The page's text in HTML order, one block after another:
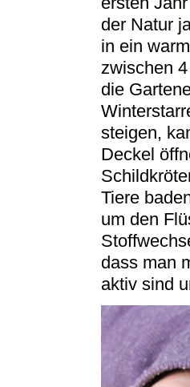
der Natur
in ein
zwischen
die
steigen,
Deckel
Tiere
um den
dass man
aktiv sind